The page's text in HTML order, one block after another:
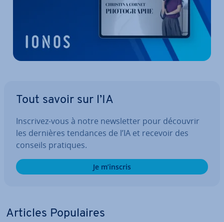
Tout savoir sur l’IA
Inscrivez-vous à notre news­let­ter pour découvrir
les dernières tendances de l’IA et recevoir des
conseils pratiques.
Je m’inscris
Articles Po­pu­laires